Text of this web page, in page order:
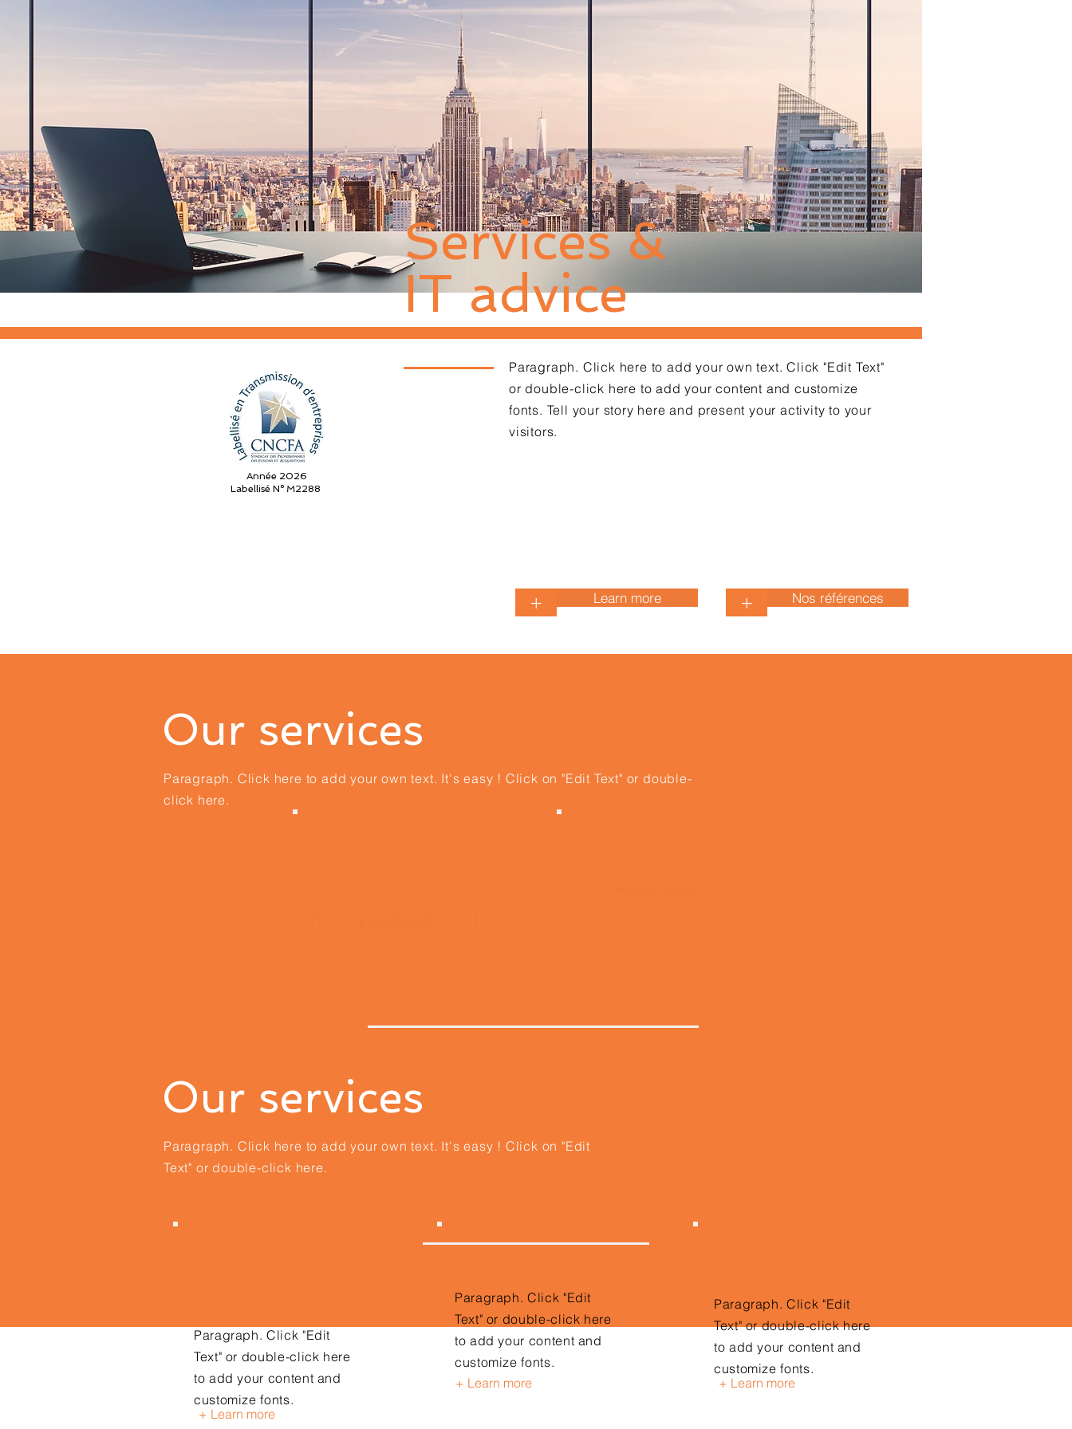
Services &
IT advice
Paragraph. Click here to add your own text. Click "Edit Text"
or double-click here to add your content and customize
fonts. Tell your story here and present your activity to your
visitors.
Année 2026
Labellisé N° M2288
+ Learn more + Nos références
Our services
Paragraph. Click here to add your own text. It's easy ! Click on "Edit Text" or double-
click here.
Our services
Paragraph. Click here to add your own text. It's easy ! Click on "Edit
Text" or double-click here.
Paragraph. Click "Edit
Text" or double-click here
to add your content and
customize fonts.
+ Learn more
IT services
Paragraph. Click "Edit
Text" or double-click here
to add your content and
customize fonts.
+ Learn more
Paragraph. Click "Edit
Text" or double-click here
to add your content and
customize fonts.
+ Learn more